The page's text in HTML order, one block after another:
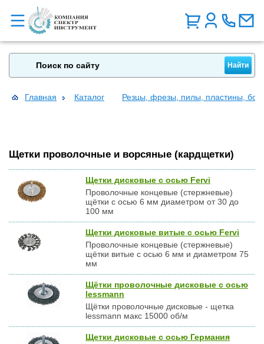
Главная Каталог Резцы, фрезы, пилы, пластины,
Щетки проволочные и ворсяные (кардщетки)
Щетки дисковые с осью Fervi
Проволочные концевые (стержневые)
щётки с осью 6 мм диаметром от 30 до
100 мм
Щетки дисковые витые с осью Fervi
Проволочные концевые (стержневые)
щётки витые с осью 6 мм и диаметром 75
мм
Щётки проволочные дисковые с осью
lessmann
Щётки проволочные дисковые - щетка
lessmann макс 15000 об/м
Щетки дисковые с осью Германия